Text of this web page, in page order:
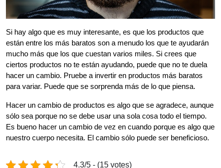
Si hay algo que es muy interesante, es que los productos que
están entre los más baratos son a menudo los que te ayudarán
mucho más que los que cuestan varios miles. Si crees que
ciertos productos no te están ayudando, puede que no te duela
hacer un cambio. Pruebe a invertir en productos más baratos
para variar. Puede que se sorprenda más de lo que piensa.
Hacer un cambio de productos es algo que se agradece, aunque
sólo sea porque no se debe usar una sola cosa todo el tiempo.
Es bueno hacer un cambio de vez en cuando porque es algo que
nuestro cuerpo necesita. El cambio sólo puede ser beneficioso.
4.3/5 - (15 votes)